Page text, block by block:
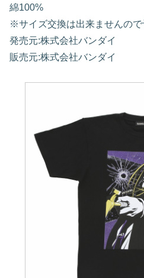
綿100%
※サイズ交換は出来ませんので
発売元:株式会社バンダイ
販売元:株式会社バンダイ